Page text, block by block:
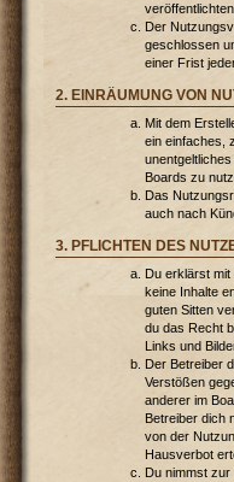
Der
geschlossen
einer Frist
2. EINRÄUMUNG VON
Mit dem
ein einfaches,
Boards zu
Das
auch nach
3. PFLICHTEN DES
Du erklärst
keine Inhalte
guten Sitten
du das Recht
Links und
Der Betreiber
Verstößen
anderer im
Betreiber dich
von der
Hausverbot
Du nimmst